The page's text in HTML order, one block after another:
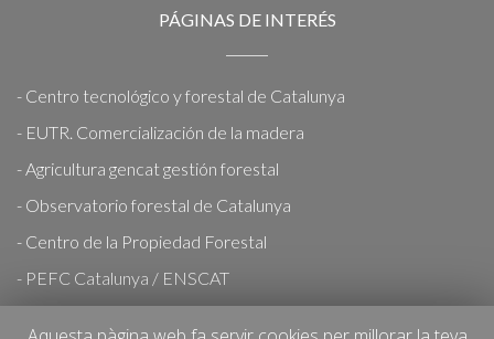
PÁGINAS DE INTERÉS
- Centro tecnológico y forestal de Catalunya
- EUTR. Comercialización de la madera
- Agricultura gencat gestión forestal
- Observatorio forestal de Catalunya
- Centro de la Propiedad Forestal
- PEFC Catalunya / ENSCAT